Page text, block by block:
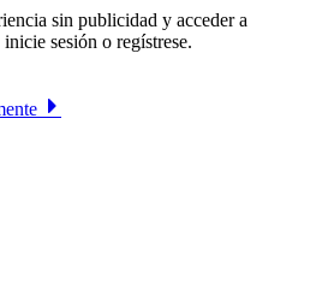
sin publicidad y acceder a
sesión o regístrese.